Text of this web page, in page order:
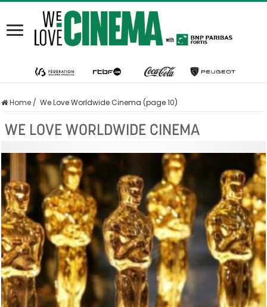
Home / We Love Worldwide Cinema (page 10)
WE LOVE WORLDWIDE CINEMA